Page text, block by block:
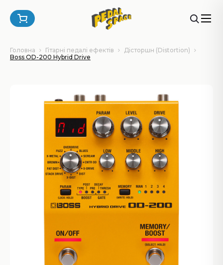
Головна Гітарні педалі ефектів
Дісторшн (Distortion)
Boss OD-200 Hybrid Drive